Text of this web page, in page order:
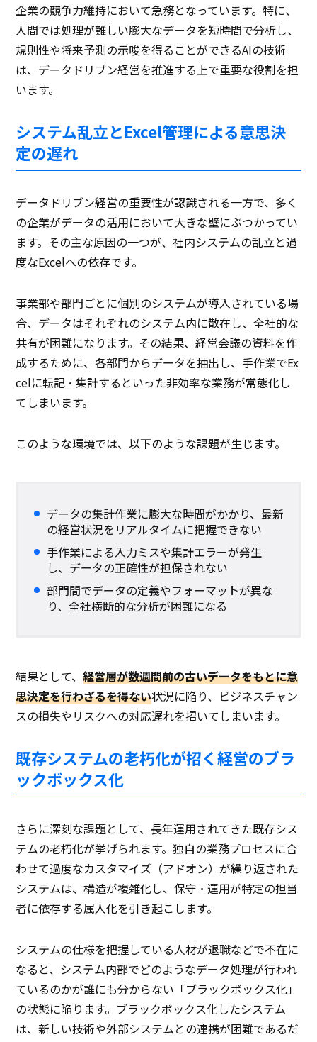
企業の競争力維持において急務となっています。特に、
人間では処理が難しい膨大なデータを短時間で分析し、
規則性や将来予測の示唆を得ることができるAIの技術
は、データドリブン経営を推進する上で重要な役割を担
います。
システム乱立とExcel管理による意思決
定の遅れ
データドリブン経営の重要性が認識される一方で、多く
の企業がデータの活用において大きな壁にぶつかってい
ます。その主な原因の一つが、社内システムの乱立と過
度なExcelへの依存です。
事業部や部門ごとに個別のシステムが導入されている場
合、データはそれぞれのシステム内に散在し、全社的な
共有が困難になります。その結果、経営会議の資料を作
成するために、各部門からデータを抽出し、手作業でEx
celに転記・集計するといった非効率な業務が常態化し
てしまいます。
このような環境では、以下のような課題が生じます。
データの集計作業に膨大な時間がかかり、最新
の経営状況をリアルタイムに把握できない
手作業による入力ミスや集計エラーが発生
し、データの正確性が担保されない
部門間でデータの定義やフォーマットが異な
り、全社横断的な分析が困難になる
結果として、経営層が数週間前の古いデータをもとに意
思決定を行わざるを得ない状況に陥り、ビジネスチャン
スの損失やリスクへの対応遅れを招いてしまいます。
既存システムの老朽化が招く経営のブラ
ックボックス化
さらに深刻な課題として、長年運用されてきた既存シス
テムの老朽化が挙げられます。独自の業務プロセスに合
わせて過度なカスタマイズ（アドオン）が繰り返された
システムは、構造が複雑化し、保守・運用が特定の担当
者に依存する属人化を引き起こします。
システムの仕様を把握している人材が退職などで不在に
なると、システム内部でどのようなデータ処理が行われ
ているのかが誰にも分からない「ブラックボックス化」
の状態に陥ります。ブラックボックス化したシステム
は、新しい技術や外部システムとの連携が困難であるだ